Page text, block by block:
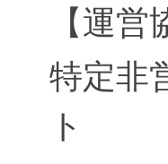
【運営
特定非
ト